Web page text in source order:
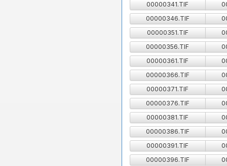
00000341.TIF
00000346.TIF
00000351.TIF
00000356.TIF
00000361.TIF
00000366.TIF
00000371.TIF
00000376.TIF
00000381.TIF
00000386.TIF
00000391.TIF
00000396.TIF